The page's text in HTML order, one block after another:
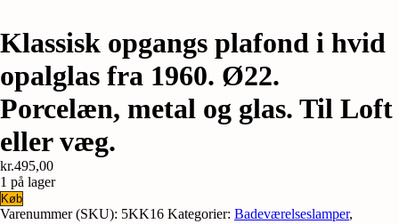
Klassisk opgangs plafond i hvid
opalglas fra 1960. Ø22.
Porcelæn, metal og glas. Til Loft
eller væg.
kr.495,00
1 på lager
Klassisk
opgangs
Køb
Varenummer (SKU): 5KK16 Kategorier: Badeværelseslamper,